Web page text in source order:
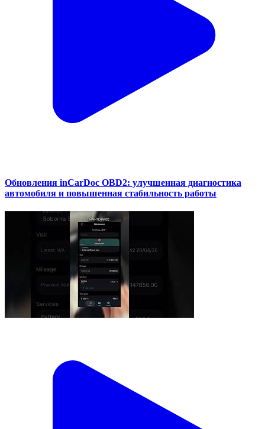
Обновления inCarDoc OBD2: улучшенная диагностика
автомобиля и повышенная стабильность работы